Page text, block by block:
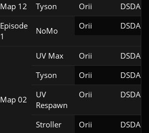
Map 12 Tyson Orii
DSDA-
Episode
1
NoMo Orii DSDA-
Map 02
UV Max Orii
DSDA-
Tyson
Orii
DSDA-
UV
Respawn
Orii DSDA-
Stroller Orii
DSDA-